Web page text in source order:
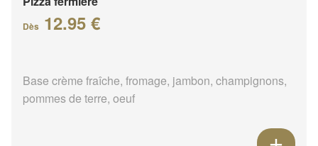
Dès 12.95 €
Base crème fraîche, fromage, jambon, champignons,
pommes de terre, oeuf